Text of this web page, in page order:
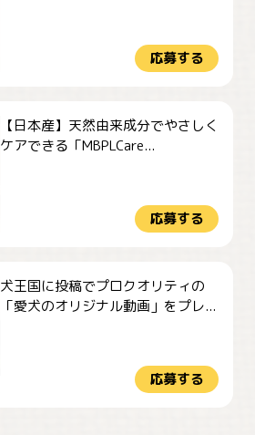
応募する
【日本産】天然由来成分でやさしく
ケアできる「MBPLCare...
応募する
犬王国に投稿でプロクオリティの
「愛犬のオリジナル動画」をプレ...
応募する